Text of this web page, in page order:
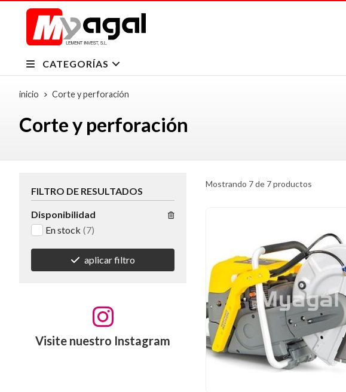
CATEGORÍAS
inicio Corte y perforación
Corte y perforación
Mostrando 7 de 7 productos
FILTRO DE RESULTADOS
Disponibilidad
En stock (7)
aplicar filtro
Visite nuestro Instagram